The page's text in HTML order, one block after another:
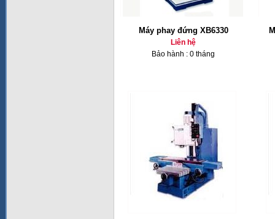
Máy phay đứng XB6330
Liên hệ
Bảo hành : 0 tháng